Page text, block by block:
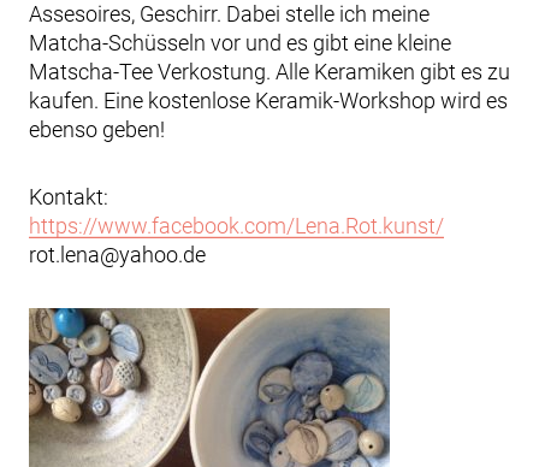
Assesoires, Geschirr. Dabei stelle ich meine
Matcha-Schüsseln vor und es gibt eine kleine
Matscha-Tee Verkostung. Alle Keramiken gibt es zu
kaufen. Eine kostenlose Keramik-Workshop wird es
ebenso geben!
Kontakt:
https://www.facebook.com/Lena.Rot.kunst/
rot.lena@yahoo.de